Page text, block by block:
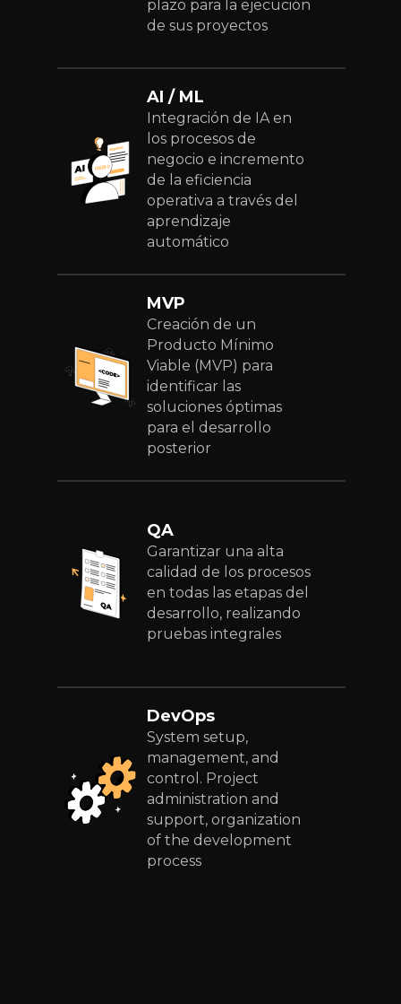
plazo para la ejecución
de sus proyectos
AI / ML
Integración de IA en
los procesos de
negocio e incremento
de la eficiencia
operativa a través del
aprendizaje
automático
MVP
Creación de un
Producto Mínimo
Viable (MVP) para
identificar las
soluciones óptimas
para el desarrollo
posterior
QA
Garantizar una alta
calidad de los procesos
en todas las etapas del
desarrollo, realizando
pruebas integrales
DevOps
System setup,
management, and
control. Project
administration and
support, organization
of the development
process